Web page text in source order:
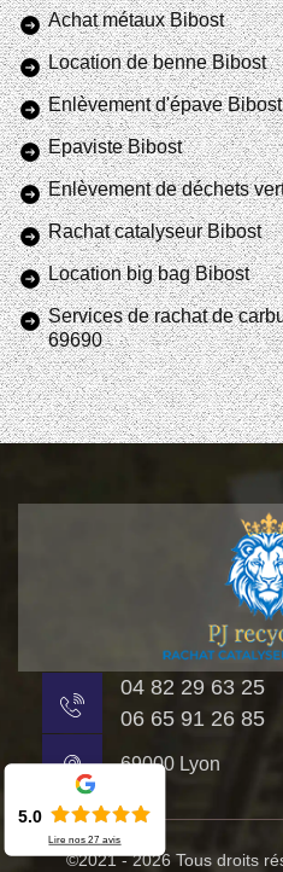
Achat métaux Bibost
Location de benne Bibost
Enlèvement d'épave Bibost
Epaviste Bibost
Enlèvement de déchets
Rachat catalyseur Bibost
Location big bag Bibost
Services de rachat de
69690
04 82 29 63 25
06 65 91 26 85
69000 Lyon
©2021 - 2026 Tous droits
5.0
Lire nos27 avis